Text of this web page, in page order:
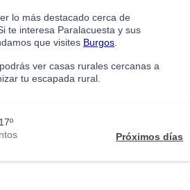
lo más destacado cerca de
te interesa Paralacuesta y sus
que visites Burgos
ver casas rurales cercanas a
tu escapada rural.
Próximos días